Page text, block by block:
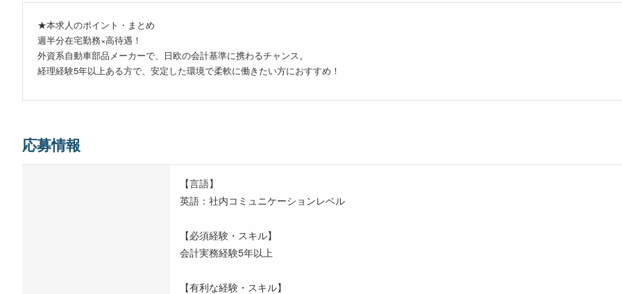
★本求人のポイント・まとめ
週半分在宅勤務×高待遇！
外資系自動車部品メーカーで、日欧の会計基準に携わるチャンス。
経理経験5年以上ある方で、安定した環境で柔軟に働きたい方におすすめ！
応募情報
【言語】
英語：社内コミュニケーションレベル
【必須経験・スキル】
会計実務経験5年以上
【有利な経験・スキル】